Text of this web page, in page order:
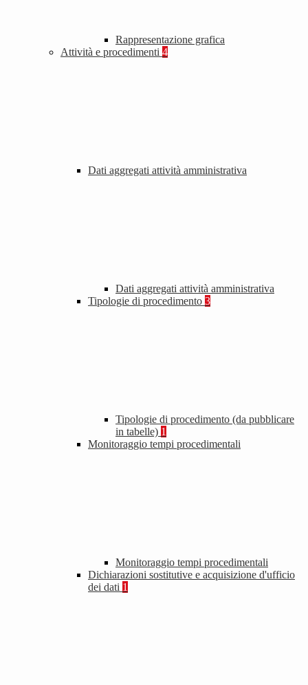
Rappresentazione grafica
Attività e procedimenti 4
Dati aggregati attività amministrativa
Dati aggregati attività amministrativa
Tipologie di procedimento 3
Tipologie di procedimento (da pubblicare
in tabelle) 1
Monitoraggio tempi procedimentali
Monitoraggio tempi procedimentali
Dichiarazioni sostitutive e acquisizione d'ufficio
dei dati 1